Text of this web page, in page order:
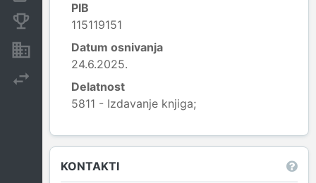
Konkurentske kompanije
Nekretnine i imovina
PIB
115119151
Datum osnivanja
24.6.2025.
Delatnost
5811 - Izdavanje knjiga;
Leaflet |© OpenStreetMap contributors
KONTAKTI